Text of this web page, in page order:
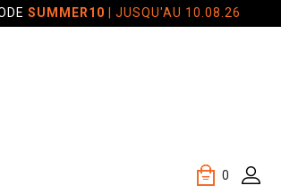
SUMMER10 | JUSQU'AU 10.08.26
0